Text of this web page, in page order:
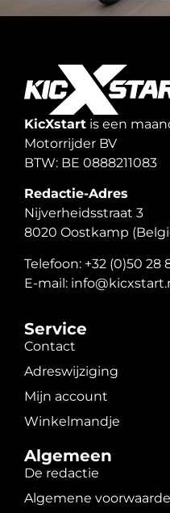
KicXstart is een
Motorrijder BV
BTW: BE 0888211083
Redactie-Adres
Nijverheidsstraat 3
8020 Oostkamp
Telefoon: +32 (0)50 28
E-mail:
Service
Contact
Adreswijziging
Mijn account
Winkelmandje
Algemeen
De redactie
Algemene